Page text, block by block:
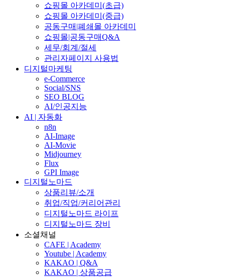
쇼핑몰 아카데미(초급)
쇼핑몰 아카데미(중급)
공동구매|폐쇄몰 아카데미
쇼핑몰|공동구매Q&A
세무/회계/절세
관리자페이지 사용법
디지털마케팅
e-Commerce
Social/SNS
SEO BLOG
AI/인공지능
AI | 자동화
n8n
AI-Image
AI-Movie
Midjourney
Flux
GPI Image
디지털노마드
상품리뷰/소개
취업/직업/커리어관리
디지털노마드 라이프
디지털노마드 장비
소셜채널
CAFE | Academy
Youtube | Academy
KAKAO | Q&A
KAKAO | 상품공급